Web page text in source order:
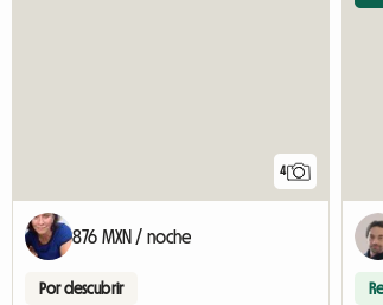
4
876 MXN / noche
Por descubrir